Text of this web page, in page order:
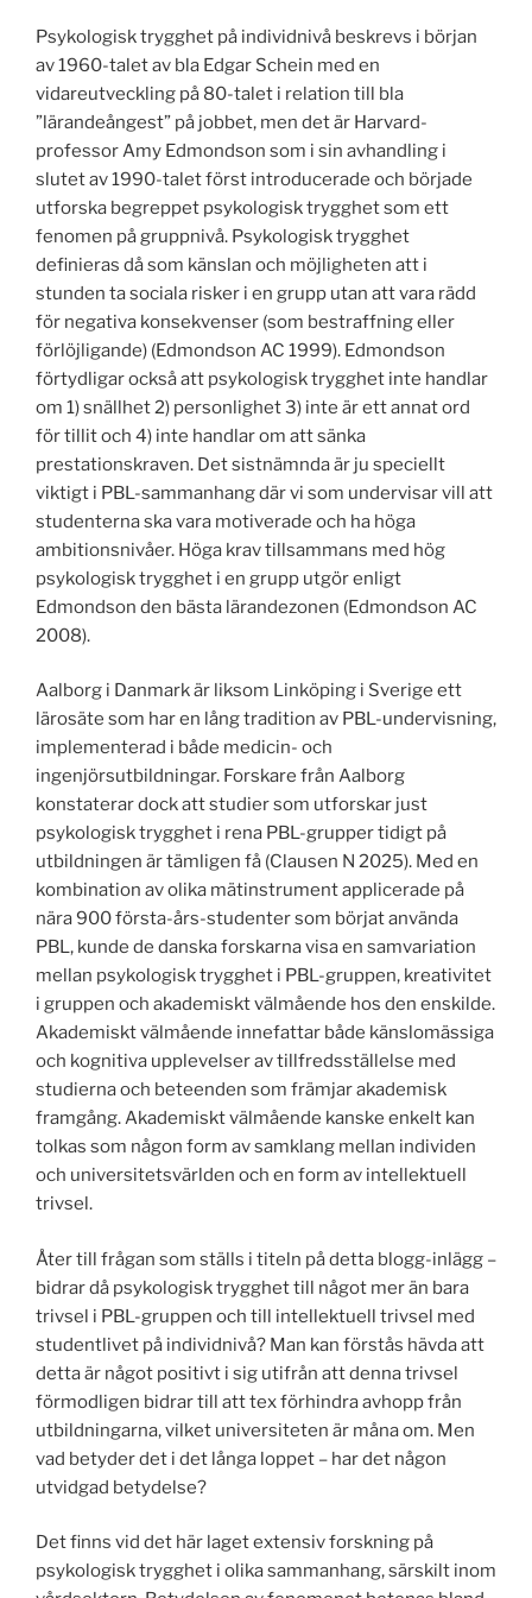
Psykologisk trygghet på individnivå beskrevs i början
av 1960-talet av bla Edgar Schein med en
vidareutveckling på 80-talet i relation till bla
”lärandeångest” på jobbet, men det är Harvard-
professor Amy Edmondson som i sin avhandling i
slutet av 1990-talet först introducerade och började
utforska begreppet psykologisk trygghet som ett
fenomen på gruppnivå. Psykologisk trygghet
definieras då som känslan och möjligheten att i
stunden ta sociala risker i en grupp utan att vara rädd
för negativa konsekvenser (som bestraffning eller
förlöjligande) (Edmondson AC 1999). Edmondson
förtydligar också att psykologisk trygghet inte handlar
om 1) snällhet 2) personlighet 3) inte är ett annat ord
för tillit och 4) inte handlar om att sänka
prestationskraven. Det sistnämnda är ju speciellt
viktigt i PBL-sammanhang där vi som undervisar vill att
studenterna ska vara motiverade och ha höga
ambitionsnivåer. Höga krav tillsammans med hög
psykologisk trygghet i en grupp utgör enligt
Edmondson den bästa lärandezonen (Edmondson AC
2008).
Aalborg i Danmark är liksom Linköping i Sverige ett
lärosäte som har en lång tradition av PBL-undervisning,
implementerad i både medicin- och
ingenjörsutbildningar. Forskare från Aalborg
konstaterar dock att studier som utforskar just
psykologisk trygghet i rena PBL-grupper tidigt på
utbildningen är tämligen få (Clausen N 2025). Med en
kombination av olika mätinstrument applicerade på
nära 900 första-års-studenter som börjat använda
PBL, kunde de danska forskarna visa en samvariation
mellan psykologisk trygghet i PBL-gruppen, kreativitet
i gruppen och akademiskt välmående hos den enskilde.
Akademiskt välmående innefattar både känslomässiga
och kognitiva upplevelser av tillfredsställelse med
studierna och beteenden som främjar akademisk
framgång. Akademiskt välmående kanske enkelt kan
tolkas som någon form av samklang mellan individen
och universitetsvärlden och en form av intellektuell
trivsel.
Åter till frågan som ställs i titeln på detta blogg-inlägg –
bidrar då psykologisk trygghet till något mer än bara
trivsel i PBL-gruppen och till intellektuell trivsel med
studentlivet på individnivå? Man kan förstås hävda att
detta är något positivt i sig utifrån att denna trivsel
förmodligen bidrar till att tex förhindra avhopp från
utbildningarna, vilket universiteten är måna om. Men
vad betyder det i det långa loppet – har det någon
utvidgad betydelse?
Det finns vid det här laget extensiv forskning på
psykologisk trygghet i olika sammanhang, särskilt inom